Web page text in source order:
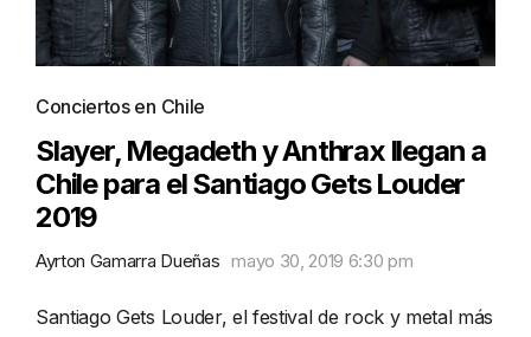
Conciertos en Chile
Slayer, Megadeth y Anthrax llegan a
Chile para el Santiago Gets Louder
2019
Ayrton Gamarra Dueñas mayo 30, 2019 6:30 pm
Santiago Gets Louder, el festival de rock y metal más